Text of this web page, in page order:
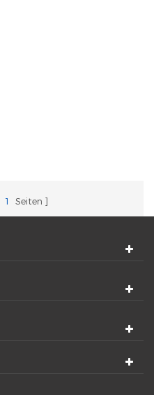
1 Seiten